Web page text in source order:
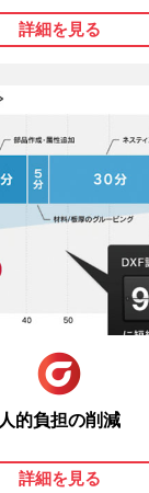
詳細を見る
人的負担の削減
詳細を見る